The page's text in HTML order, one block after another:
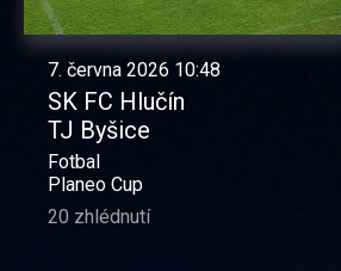
7. června 2026 10:48
SK FC Hlučín
TJ Byšice
Fotbal
Planeo Cup
20 zhlédnutí